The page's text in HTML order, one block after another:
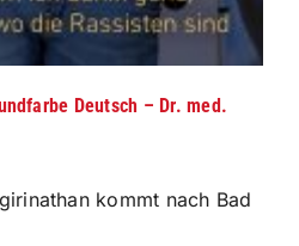
Deutsch – Dr. med.
kommt nach Bad